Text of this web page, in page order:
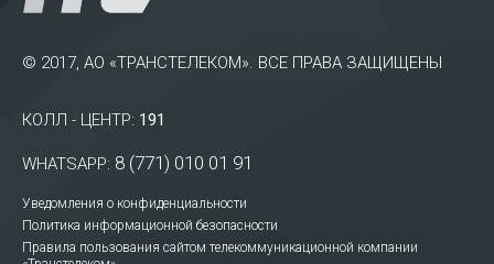
© 2017, АО «ТРАНСТЕЛЕКОМ». ВСЕ ПРАВА ЗАЩИЩЕНЫ
КОЛЛ - ЦЕНТР: 191
WHATSAPP: 8 (771) 010 01 91
Уведомления о конфиденциальности
Политика информационной безопасности
Правила пользования сайтом телекоммуникационной компании